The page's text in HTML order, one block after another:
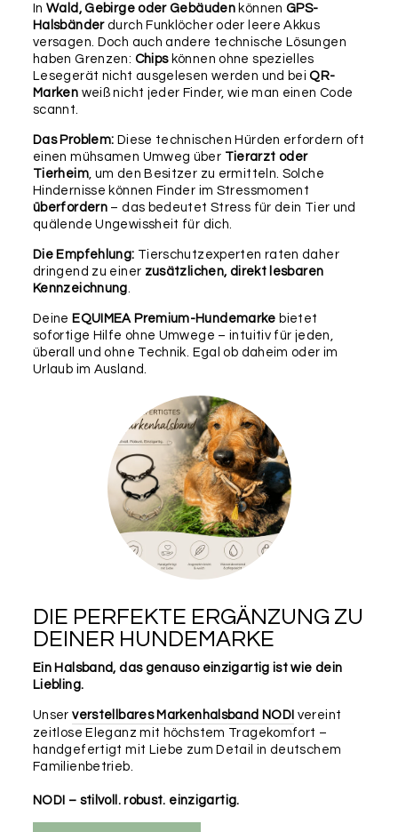
als Upgrade.
Befestigung
SCHLÜSSELRING
RUND
25MM
LEDERBÄNDCHEN
Wichtig:Bitte überprüfe nochmals alle Angaben in
diesem Formular auf ihre Richtigkeit, da wir diese 1:1
für die Produktion übernehmen und keine weiteren
Rückfragen, Prüfungen oder Korrekturen
vornehmen können. Für etwaige Fehler in deinen
Angaben können wir leider keine Haftung
InWald, Gebirge oder Gebäuden können GPS-
Halsbänderdurch Funklöcher oder leere Akkus
versagen. Doch auch andere technische Lösungen
haben Grenzen: Chipskönnen ohne spezielles
Lesegerät nicht ausgelesen werden und beiQR-
Marken weiß nicht jeder Finder, wie man einen Code
scannt.
Das Problem: Diese technischen Hürden erfordern oft
einen mühsamen Umweg über Tierarzt oder
Tierheim, um den Besitzer zu ermitteln. Solche
Hindernisse können Finder im Stressmoment
überfordern – das bedeutet Stress für dein Tier und
quälende Ungewissheit für dich.
Die Empfehlung: Tierschutzexperten raten daher
dringend zu einer zusätzlichen, direkt lesbaren
Kennzeichnung.
Deine EQUIMEA Premium-Hundemarke bietet
sofortige Hilfe ohne Umwege – intuitiv für jeden,
überall und ohne Technik. Egal ob daheim oder im
Urlaub im Ausland.
DIE PERFEKTE ERGÄNZUNG ZU
DEINER HUNDEMARKE
Ein Halsband, das genauso einzigartig ist wie dein
Liebling.
Unser verstellbares Markenhalsband NODI vereint
zeitlose Eleganz mit höchstem Tragekomfort –
handgefertigt mit Liebe zum Detail in deutschem
Familienbetrieb.
NODI – stilvoll. robust. einzigartig.